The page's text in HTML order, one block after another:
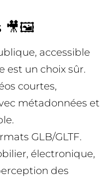
🎥🖼️
accessible
est un choix sûr.
courtes,
métadonnées et
GLB/GLTF.
électronique,
des